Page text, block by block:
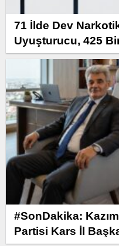
71 İlde Dev
Uyuşturucu, 425
#SonDakika:
Partisi Kars İl